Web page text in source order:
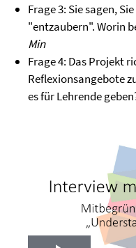
Frage 3: Sie sagen,
"entzaubern". Worin
Min
Frage 4: Das Projekt
Reflexionsangebote
es für Lehrende